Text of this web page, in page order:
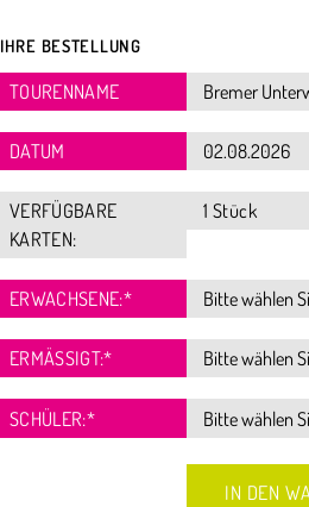
IHRE BESTELLUNG
TOURENNAME
DATUM
VERFÜGBARE
KARTEN:
1 Stück
ERWACHSENE:*
ERMÄSSIGT:*
SCHÜLER:*